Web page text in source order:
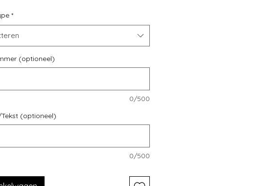
*
(optioneel)
0/500
(optioneel)
0/500